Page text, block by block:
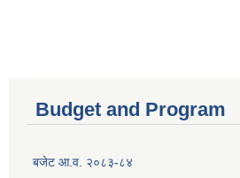
Budget and Program
बजेट आ.व. २०८३-८४